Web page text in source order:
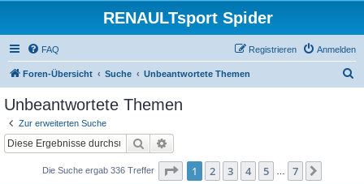
RENAULTsport Spider
FAQ Anmelden
Registrieren
Foren-Übersicht Suche Unbeantwortete Themen
Unbeantwortete Themen
Zur erweiterten Suche
Suche
Die Suche ergab 336 Treffer Seite 1von
1 2 3 4 5 7